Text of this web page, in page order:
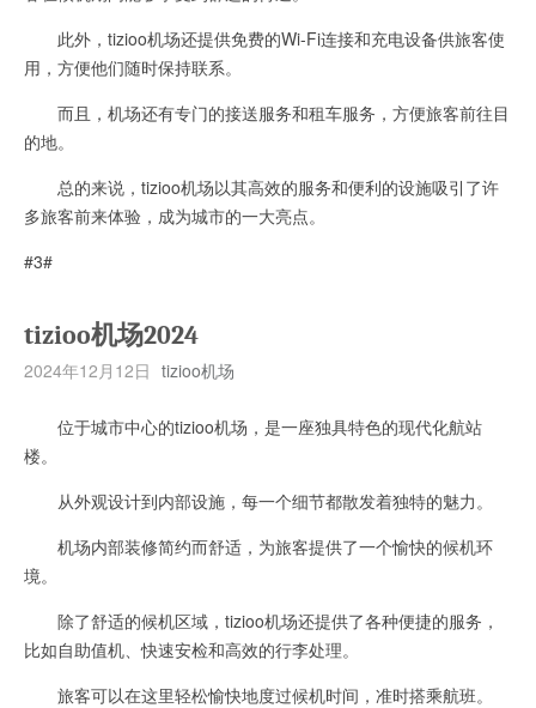
此外，tizioo机场还提供免费的Wi-Fi连接和充电设备供旅客使
用，方便他们随时保持联系。
而且，机场还有专门的接送服务和租车服务，方便旅客前往目
的地。
总的来说，tizioo机场以其高效的服务和便利的设施吸引了许
多旅客前来体验，成为城市的一大亮点。
#3#
tizioo机场2024
2024年12月12日 tizioo机场
位于城市中心的tizioo机场，是一座独具特色的现代化航站
楼。
从外观设计到内部设施，每一个细节都散发着独特的魅力。
机场内部装修简约而舒适，为旅客提供了一个愉快的候机环
境。
除了舒适的候机区域，tizioo机场还提供了各种便捷的服务，
比如自助值机、快速安检和高效的行李处理。
旅客可以在这里轻松愉快地度过候机时间，准时搭乘航班。